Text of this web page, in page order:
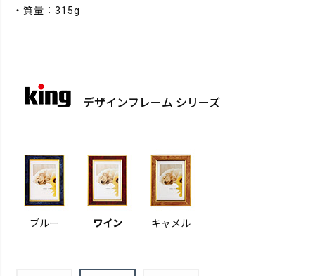
・質量：315g
デザインフレーム シリーズ
ブルー ワイン キャメル